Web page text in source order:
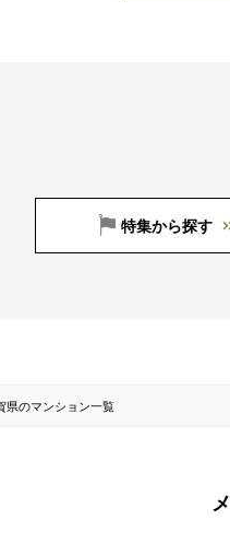
特集から探す
県のマンション一覧